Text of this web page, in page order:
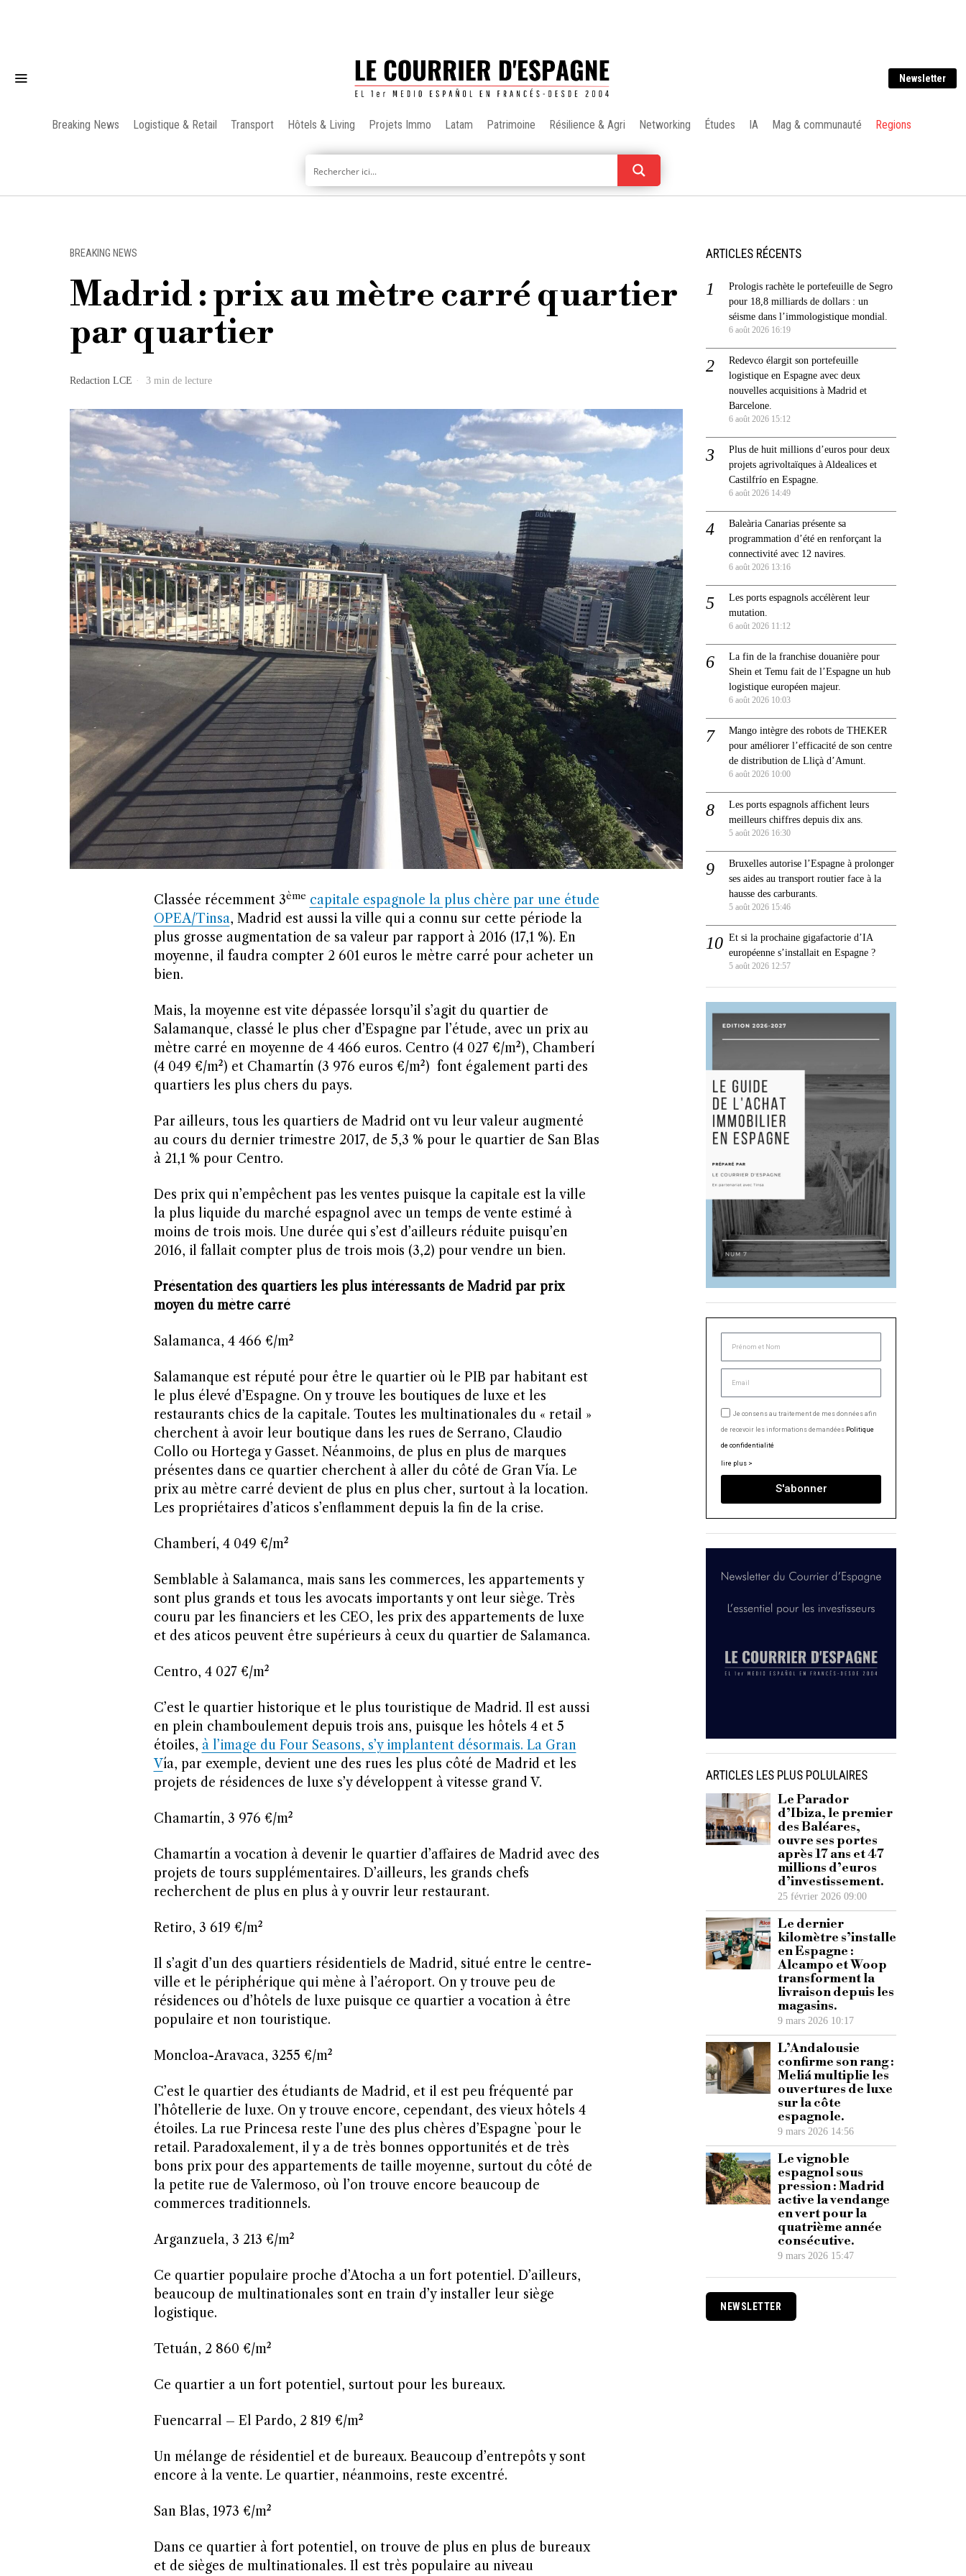
Newsletter
Breaking News Logistique & Retail Transport Hôtels & Living Projets Immo Latam Patrimoine Résilience & Agri Networking Études IA Mag & communauté Regions
BREAKING NEWS
Madrid : prix au mètre carré quartier
par quartier
Redaction LCE 3 min de lecture
Classée récemment 3ème capitale espagnole la plus chère par une étude
OPEA/Tinsa, Madrid est aussi la ville qui a connu sur cette période la
plus grosse augmentation de sa valeur par rapport à 2016 (17,1 %). En
moyenne, il faudra compter 2 601 euros le mètre carré pour acheter un
bien.
Mais, la moyenne est vite dépassée lorsqu’il s’agit du quartier de
Salamanque, classé le plus cher d’Espagne par l’étude, avec un prix au
mètre carré en moyenne de 4 466 euros. Centro (4 027 €/m²), Chamberí
(4 049 €/m²) et Chamartín (3 976 euros €/m²) font également parti des
quartiers les plus chers du pays.
Par ailleurs, tous les quartiers de Madrid ont vu leur valeur augmenté
au cours du dernier trimestre 2017, de 5,3 % pour le quartier de San Blas
à 21,1 % pour Centro.
Des prix qui n’empêchent pas les ventes puisque la capitale est la ville
la plus liquide du marché espagnol avec un temps de vente estimé à
moins de trois mois. Une durée qui s’est d’ailleurs réduite puisqu’en
2016, il fallait compter plus de trois mois (3,2) pour vendre un bien.
Présentation des quartiers les plus intéressants de Madrid par prix
moyen du mètre carré
Salamanca, 4 466 €/m²
Salamanque est réputé pour être le quartier où le PIB par habitant est
le plus élevé d’Espagne. On y trouve les boutiques de luxe et les
restaurants chics de la capitale. Toutes les multinationales du « retail »
cherchent à avoir leur boutique dans les rues de Serrano, Claudio
Collo ou Hortega y Gasset. Néanmoins, de plus en plus de marques
présentes dans ce quartier cherchent à aller du côté de Gran Vía. Le
prix au mètre carré devient de plus en plus cher, surtout à la location.
Les propriétaires d’aticos s’enflamment depuis la fin de la crise.
Chamberí, 4 049 €/m²
Semblable à Salamanca, mais sans les commerces, les appartements y
sont plus grands et tous les avocats importants y ont leur siège. Très
couru par les financiers et les CEO, les prix des appartements de luxe
et des aticos peuvent être supérieurs à ceux du quartier de Salamanca.
Centro, 4 027 €/m²
C’est le quartier historique et le plus touristique de Madrid. Il est aussi
en plein chamboulement depuis trois ans, puisque les hôtels 4 et 5
étoiles, à l’image du Four Seasons, s’y implantent désormais. La Gran
Vía, par exemple, devient une des rues les plus côté de Madrid et les
projets de résidences de luxe s’y développent à vitesse grand V.
Chamartín, 3 976 €/m²
Chamartín a vocation à devenir le quartier d’affaires de Madrid avec des
projets de tours supplémentaires. D’ailleurs, les grands chefs
recherchent de plus en plus à y ouvrir leur restaurant.
Retiro, 3 619 €/m²
Il s’agit d’un des quartiers résidentiels de Madrid, situé entre le centre-
ville et le périphérique qui mène à l’aéroport. On y trouve peu de
résidences ou d’hôtels de luxe puisque ce quartier a vocation à être
populaire et non touristique.
Moncloa-Aravaca, 3255 €/m²
C’est le quartier des étudiants de Madrid, et il est peu fréquenté par
l’hôtellerie de luxe. On y trouve encore, cependant, des vieux hôtels 4
étoiles. La rue Princesa reste l’une des plus chères d’Espagne `pour le
retail. Paradoxalement, il y a de très bonnes opportunités et de très
bons prix pour des appartements de taille moyenne, surtout du côté de
la petite rue de Valermoso, où l’on trouve encore beaucoup de
commerces traditionnels.
Arganzuela, 3 213 €/m²
Ce quartier populaire proche d’Atocha a un fort potentiel. D’ailleurs,
beaucoup de multinationales sont en train d’y installer leur siège
logistique.
Tetuán, 2 860 €/m²
Ce quartier a un fort potentiel, surtout pour les bureaux.
Fuencarral – El Pardo, 2 819 €/m²
Un mélange de résidentiel et de bureaux. Beaucoup d’entrepôts y sont
encore à la vente. Le quartier, néanmoins, reste excentré.
San Blas, 1973 €/m²
Dans ce quartier à fort potentiel, on trouve de plus en plus de bureaux
et de sièges de multinationales. Il est très populaire au niveau
ARTICLES RÉCENTS
Prologis rachète le portefeuille de Segro
pour 18,8 milliards de dollars : un
séisme dans l’immologistique mondial.
6 août 2026 16:19
Redevco élargit son portefeuille
logistique en Espagne avec deux
nouvelles acquisitions à Madrid et
Barcelone.
6 août 2026 15:12
Plus de huit millions d’euros pour deux
projets agrivoltaïques à Aldealices et
Castilfrío en Espagne.
6 août 2026 14:49
Baleària Canarias présente sa
programmation d’été en renforçant la
connectivité avec 12 navires.
6 août 2026 13:16
Les ports espagnols accélèrent leur
mutation.
6 août 2026 11:12
La fin de la franchise douanière pour
Shein et Temu fait de l’Espagne un hub
logistique européen majeur.
6 août 2026 10:03
Mango intègre des robots de THEKER
pour améliorer l’efficacité de son centre
de distribution de Lliçà d’Amunt.
6 août 2026 10:00
Les ports espagnols affichent leurs
meilleurs chiffres depuis dix ans.
5 août 2026 16:30
Bruxelles autorise l’Espagne à prolonger
ses aides au transport routier face à la
hausse des carburants.
5 août 2026 15:46
Et si la prochaine gigafactorie d’IA
européenne s’installait en Espagne ?
5 août 2026 12:57
Je consens au traitement de mes données afin
de recevoir les informations demandées. Politique
de confidentialité
lire plus >
S'abonner
ARTICLES LES PLUS POLULAIRES
Le Parador
d’Ibiza, le premier
des Baléares,
ouvre ses portes
après 17 ans et 47
millions d’euros
d’investissement.
25 février 2026 09:00
Le dernier
kilomètre s’installe
en Espagne :
Alcampo et Woop
transforment la
livraison depuis les
magasins.
9 mars 2026 10:17
L’Andalousie
confirme son rang :
Meliá multiplie les
ouvertures de luxe
sur la côte
espagnole.
9 mars 2026 14:56
Le vignoble
espagnol sous
pression : Madrid
active la vendange
en vert pour la
quatrième année
consécutive.
9 mars 2026 15:47
NEWSLETTER